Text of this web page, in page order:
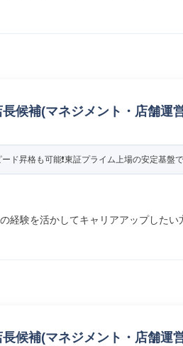
候補(マネジメント・店舗運
ド昇格も可能❗️東証プライム上場の安定基盤
経験を活かしてキャリアアップしたい
候補(マネジメント・店舗運